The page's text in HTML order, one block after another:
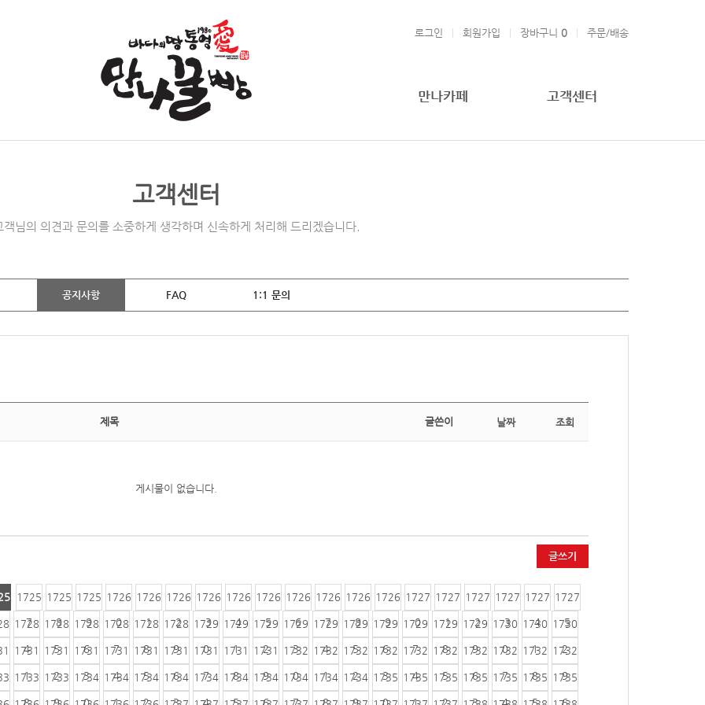
로그인 회원가입 장바구니 0 주문/배송
만나카페 고객센터
고객센터
객님의 의견과 문의를 소중하게 생각하며 신속하게 처리해 드리겠습니다.
공지사항 FAQ 1:1 문의
제목 글쓴이 날짜 조회
게시물이 없습니다.
글쓰기
1725
7
1725
8
1725
9
1726
0
1726
1
1726
2
1726
3
1726
4
1726
5
1726
6
1726
7
1726
8
1726
9
1727
0
1727
1
1727
2
1727
3
1727
4
1727
5
1728
4
1728
5
1728
6
1728
7
1728
8
1728
9
1729
0
1729
1
1729
2
1729
3
1729
4
1729
5
1729
6
1729
7
1729
8
1729
9
1730
0
1730
1
1730
2
1731
1
1731
2
1731
3
1731
4
1731
5
1731
6
1731
7
1731
8
1731
9
1732
0
1732
1
1732
2
1732
3
1732
4
1732
5
1732
6
1732
7
1732
8
1732
9
1733
8
1733
9
1734
0
1734
1
1734
2
1734
3
1734
4
1734
5
1734
6
1734
7
1734
8
1734
9
1735
0
1735
1
1735
2
1735
3
1735
4
1735
5
1735
6